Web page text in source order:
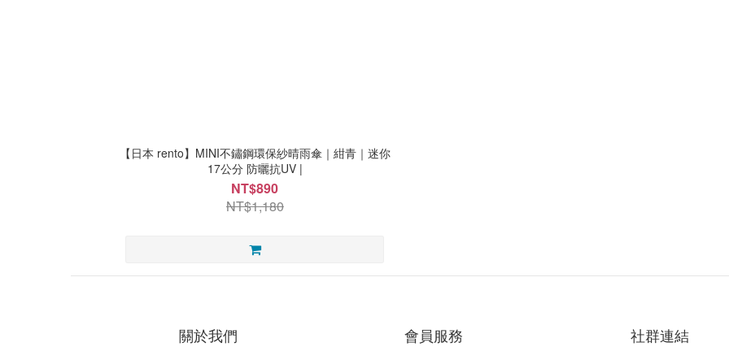
【日本 rento】MINI不鏽鋼環保紗晴雨傘｜紺青｜迷你
17公分 防曬抗UV |
NT$890
NT$1,180
關於我們 會員服務 社群連結